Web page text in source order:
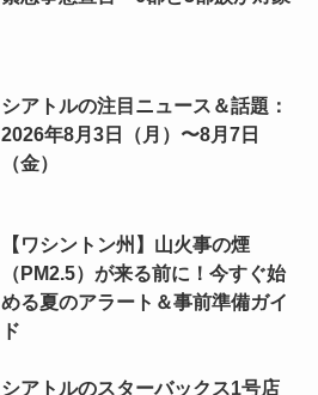
シアトルの注目ニュース＆話題：
2026年8月3日（月）〜8月7日
（金）
【ワシントン州】山火事の煙
（PM2.5）が来る前に！今すぐ始
める夏のアラート＆事前準備ガイ
ド
シアトルのスターバックス1号店